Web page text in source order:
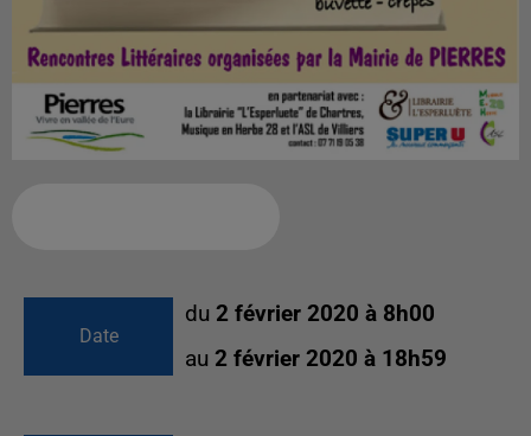
Date
du 2 février 2020 à 8h00
au 2 février 2020 à 18h59